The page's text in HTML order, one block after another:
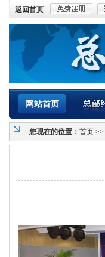
返回首页
网站首页
您现在的位置： 首页 >>